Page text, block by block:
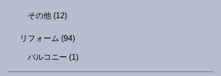
その他 (12)
リフォーム (94)
バルコニー (1)